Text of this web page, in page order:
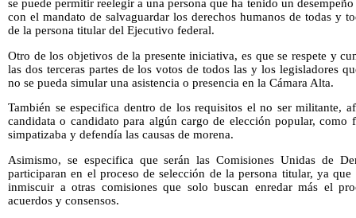
se puede permitir reelegir a una persona que ha tenido un
con el mandato de salvaguardar los derechos humanos de todas y
de la persona titular del Ejecutivo federal.
Otro de los objetivos de la presente iniciativa, es que se respete y
las dos terceras partes de los votos de todos las y los legisladores
no se pueda simular una asistencia o presencia en la Cámara Alta.
También se especifica dentro de los requisitos el no ser militante,
candidata o candidato para algún cargo de elección popular,
simpatizaba y defendía las causas de morena.
Asimismo, se especifica que serán las Comisiones Unidas de
participaran en el proceso de selección de la persona titular, ya
inmiscuir a otras comisiones que solo buscan enredar más el
acuerdos y consensos.